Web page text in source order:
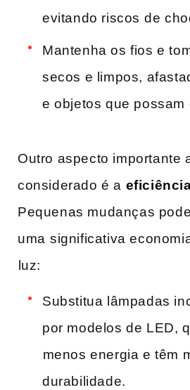
evitando ​riscos⁢ de
Mantenha os fios e
secos e limpos,
e objetos que possam
Outro aspecto importante
considerado é a
Pequenas‍ mudanças
uma⁣ significativa
⁣luz:
Substitua lâmpadas
por modelos de LED,
⁤menos energia e têm
durabilidade.